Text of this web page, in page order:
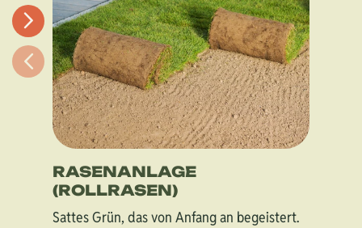
RASENANLAGE
(ROLLRASEN)
Sattes Grün, das von Anfang an begeistert.